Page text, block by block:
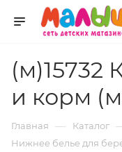
(м)15732
и корм
Главная — Каталог
Нижнее белье для